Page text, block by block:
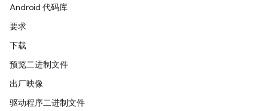
Android 代码库
要求
下载
预览二进制文件
出厂映像
驱动程序二进制文件